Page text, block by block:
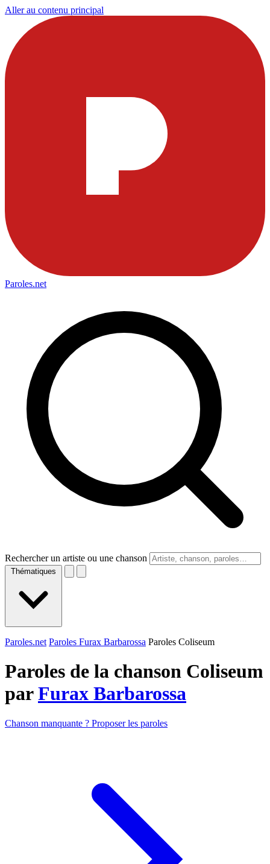
Aller au contenu principal
Paroles.net
Rechercher un artiste ou une chanson
Thématiques
Paroles.net Paroles Furax Barbarossa Paroles Coliseum
Paroles de la chanson Coliseum
parFurax Barbarossa
Chanson manquante ? Proposer les paroles